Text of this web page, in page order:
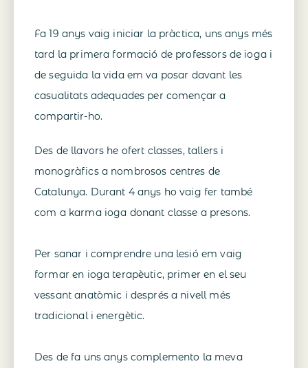
Fa 19 anys vaig iniciar la pràctica, uns anys més
tard la primera formació de professors de ioga i
de seguida la vida em va posar davant les
casualitats adequades per començar a
compartir-ho.
Des de llavors he ofert classes, tallers i
monogràfics a nombrosos centres de
Catalunya. Durant 4 anys ho vaig fer també
com a karma ioga donant classe a presons.
Per sanar i comprendre una lesió em vaig
formar en ioga terapèutic, primer en el seu
vessant anatòmic i després a nivell més
tradicional i energètic.
Des de fa uns anys complemento la meva